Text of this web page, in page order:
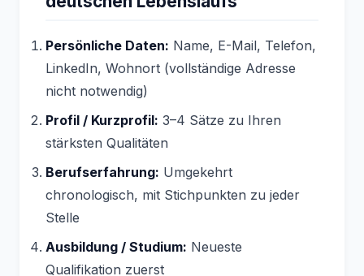
Persönliche Daten: Name, E-Mail, Telefon,
LinkedIn, Wohnort (vollständige Adresse
nicht notwendig)
Profil / Kurzprofil: 3–4 Sätze zu Ihren
stärksten Qualitäten
Berufserfahrung: Umgekehrt
chronologisch, mit Stichpunkten zu jeder
Stelle
Ausbildung / Studium: Neueste
Qualifikation zuerst